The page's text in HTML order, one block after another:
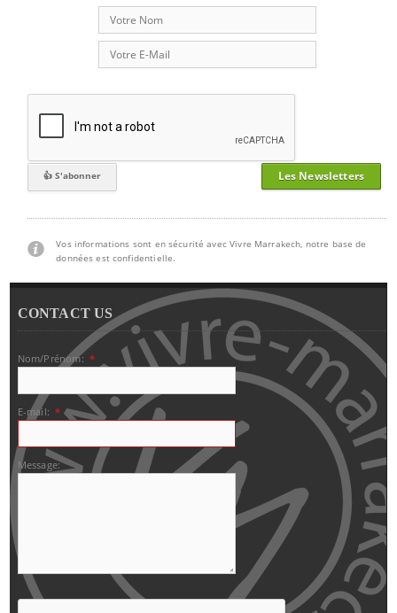
Les Newsletters
Vos informations sont en sécurité avec Vivre Marrakech, notre base de
données est confidentielle.
CONTACT US
Nom/Prénom: *
E-mail: *
Message: